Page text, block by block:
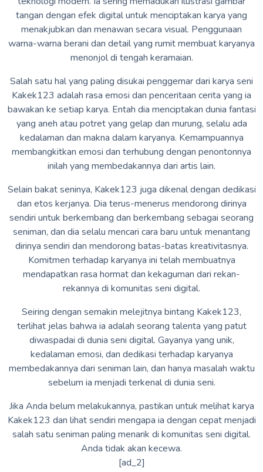
tangan dengan efek digital untuk menciptakan karya yang
menakjubkan dan menawan secara visual. Penggunaan
warna-warna berani dan detail yang rumit membuat karyanya
menonjol di tengah keramaian.
Salah satu hal yang paling disukai penggemar dari karya seni
Kakek123 adalah rasa emosi dan penceritaan cerita yang ia
bawakan ke setiap karya. Entah dia menciptakan dunia fantasi
yang aneh atau potret yang gelap dan murung, selalu ada
kedalaman dan makna dalam karyanya. Kemampuannya
membangkitkan emosi dan terhubung dengan penontonnya
inilah yang membedakannya dari artis lain.
Selain bakat seninya, Kakek123 juga dikenal dengan dedikasi
dan etos kerjanya. Dia terus-menerus mendorong dirinya
sendiri untuk berkembang dan berkembang sebagai seorang
seniman, dan dia selalu mencari cara baru untuk menantang
dirinya sendiri dan mendorong batas-batas kreativitasnya.
Komitmen terhadap karyanya ini telah membuatnya
mendapatkan rasa hormat dan kekaguman dari rekan-
rekannya di komunitas seni digital.
Seiring dengan semakin melejitnya bintang Kakek123,
terlihat jelas bahwa ia adalah seorang talenta yang patut
diwaspadai di dunia seni digital. Gayanya yang unik,
kedalaman emosi, dan dedikasi terhadap karyanya
membedakannya dari seniman lain, dan hanya masalah waktu
sebelum ia menjadi terkenal di dunia seni.
Jika Anda belum melakukannya, pastikan untuk melihat karya
Kakek123 dan lihat sendiri mengapa ia dengan cepat menjadi
salah satu seniman paling menarik di komunitas seni digital.
Anda tidak akan kecewa.
[ad_2]